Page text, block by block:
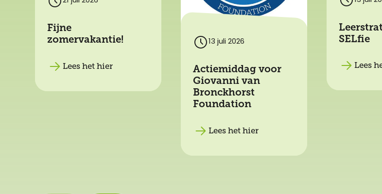
Fijne
zomervakantie!
Lees het hier
13 juli 2026
Actiemiddag voor
Giovanni van
Bronckhorst
Foundation
Lees het hier
SELfie
Lees